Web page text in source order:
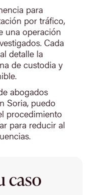
para
por tráfico,
una operación
Cada
detalle la
de custodia y
abogados
Soria, puedo
procedimiento
para reducir al
caso